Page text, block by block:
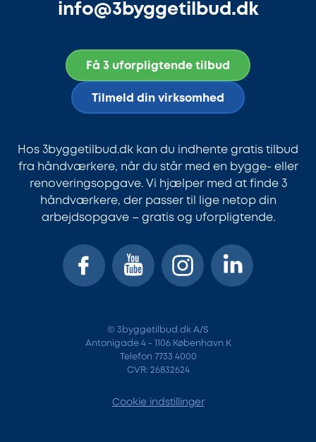
info@3byggetilbud.dk
Få 3 uforpligtende tilbud
Tilmeld din virksomhed
Hos 3byggetilbud.dk kan du indhente gratis tilbud
fra håndværkere, når du står med en bygge- eller
renoveringsopgave. Vi hjælper med at finde 3
håndværkere, der passer til lige netop din
arbejdsopgave – gratis og uforpligtende.
© 3byggetilbud.dk A/S
Antonigade 4 - 1106 København K
Telefon 7733 4000
CVR: 26832624
Cookie indstillinger